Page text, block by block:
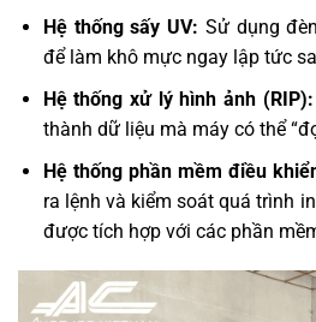
Hệ thống sấy UV: Sử dụng
để làm khô mực ngay lập tức
Hệ thống xử lý hình ảnh (RIP):
thành dữ liệu mà máy có thể
Hệ thống phần mềm điều
ra lệnh và kiểm soát quá trình
được tích hợp với các phần